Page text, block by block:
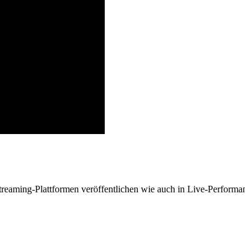
Plattformen veröffentlichen wie auch in Live-